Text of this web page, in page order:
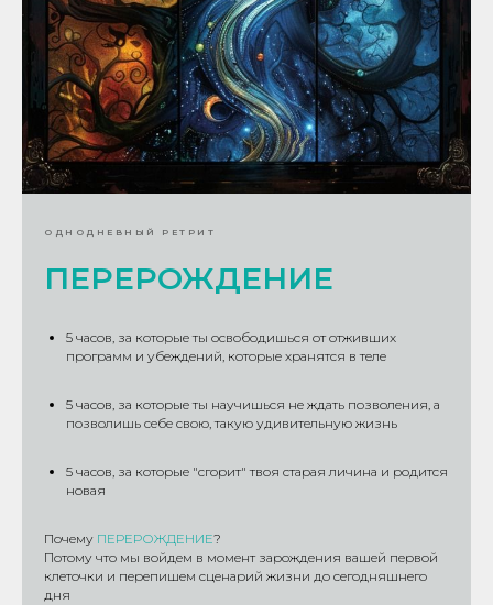
ОДНОДНЕВНЫЙ РЕТРИТ
ПЕРЕРОЖДЕНИЕ
5 часов, за которые ты освободишься от отживших
программ и убеждений, которые хранятся в теле
5 часов, за которые ты научишься не ждать позволения, а
позволишь себе свою, такую удивительную жизнь
5 часов, за которые "сгорит" твоя старая личина и родится
новая
Почему ПЕРЕРОЖДЕНИЕ?
Потому что мы войдем в момент зарождения вашей первой
клеточки и перепишем сценарий жизни до сегодняшнего
дня